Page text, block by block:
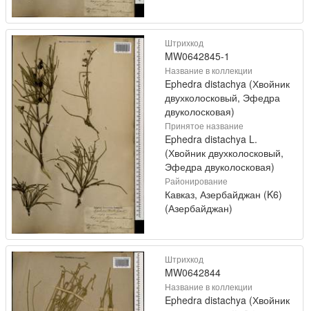
Штрихкод
MW0642845-1
Название в коллекции
Ephedra distachya (Хвойник
двухколосковый, Эфедра
двуколосковая)
Принятое название
Ephedra distachya L.
(Хвойник двухколосковый,
Эфедра двуколосковая)
Районирование
Кавказ, Азербайджан (K6)
(Азербайджан)
Штрихкод
MW0642844
Название в коллекции
Ephedra distachya (Хвойник